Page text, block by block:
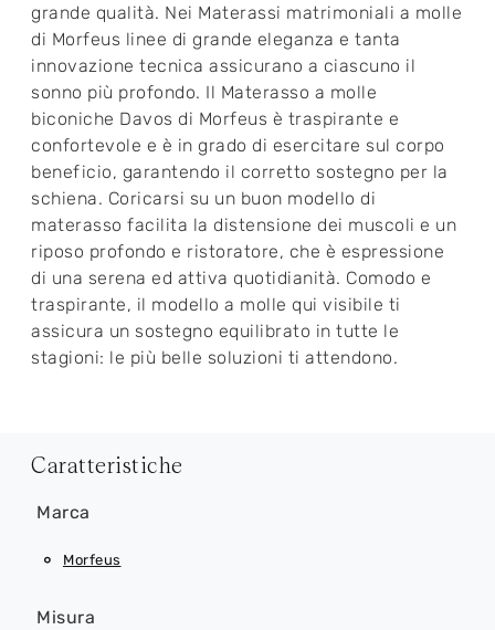
grande qualità. Nei Materassi matrimoniali a molle
di Morfeus linee di grande eleganza e tanta
innovazione tecnica assicurano a ciascuno il
sonno più profondo. Il Materasso a molle
biconiche Davos di Morfeus è traspirante e
confortevole e è in grado di esercitare sul corpo
beneficio, garantendo il corretto sostegno per la
schiena. Coricarsi su un buon modello di
materasso facilita la distensione dei muscoli e un
riposo profondo e ristoratore, che è espressione
di una serena ed attiva quotidianità. Comodo e
traspirante, il modello a molle qui visibile ti
assicura un sostegno equilibrato in tutte le
stagioni: le più belle soluzioni ti attendono.
Caratteristiche
Marca
Morfeus
Misura